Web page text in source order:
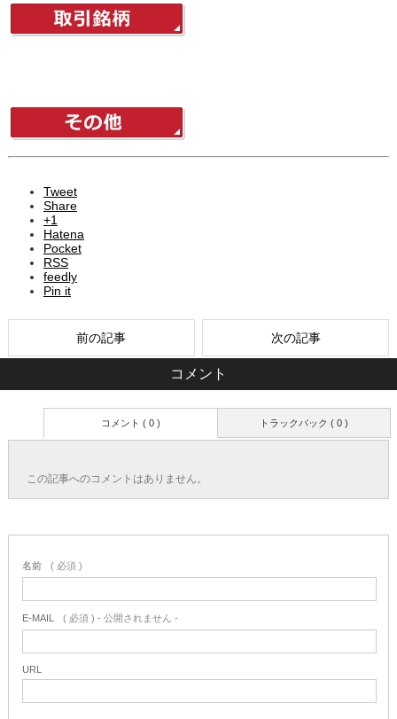
Tweet
Share
+1
Hatena
Pocket
RSS
feedly
Pin it
前の記事 次の記事
コメント
トラックバック ( 0 )
コメント ( 0 )
この記事へのコメントはありません。
名前 ( 必須 )
E-MAIL ( 必須 ) - 公開されません -
URL